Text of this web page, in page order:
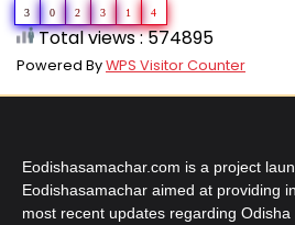
3 0 2 3 1 4
Total views : 574895
Powered ByWPS Visitor Counter
Eodishasamachar.com is a project
Eodishasamachar aimed at providing
most recent updates regarding